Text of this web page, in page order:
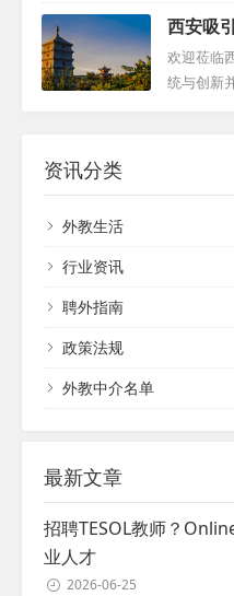
是为了旅
而学习汉
师应首先
诚实的沟
都能接受
厚的文化
和文化多
内蒙古无
协调。
和评估开
人。一旦
西安吸
欢迎莅临
统与创新
国内外
司不仅
为推动城
国人在
这进一步
力。 教
资讯分类
外教生活
行业资讯
聘外指南
政策法规
外教中介名单
最新文章
招聘TESOL教师？
业人才
2026-06-25